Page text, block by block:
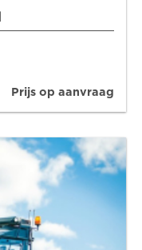
Prijs op aanvraag